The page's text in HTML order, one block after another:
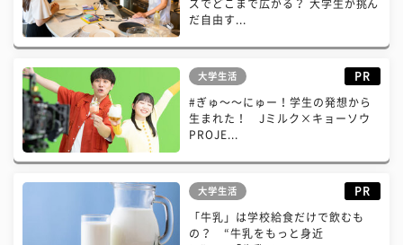
ズでどこまで広がる？ 大学生が挑ん
だ自由す...
大学生活 PR
#ぎゅ〜〜にゅー！学生の発想から
生まれた！ Jミルク×キョーソウ
PROJE...
大学生活 PR
「牛乳」は学校給食だけで飲むも
の？ “牛乳をもっと身近